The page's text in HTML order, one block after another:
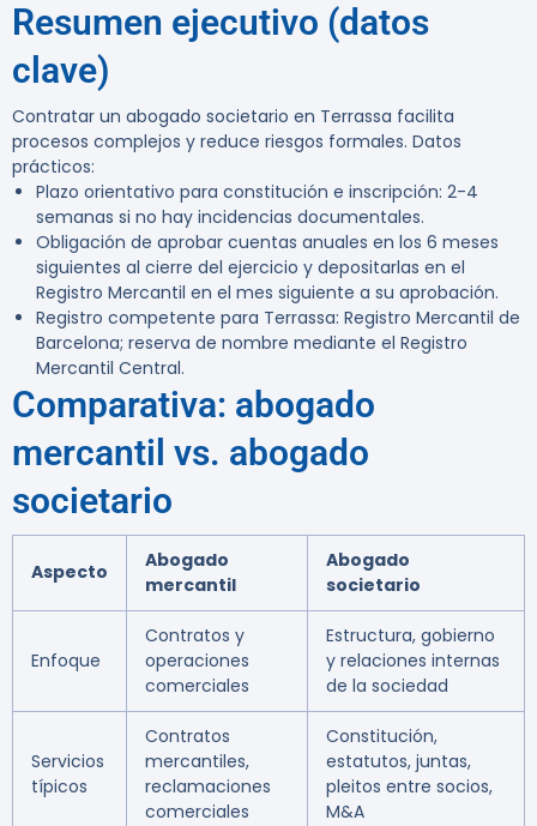
Resumen ejecutivo (datos
clave)
Contratar un abogado societario en Terrassa facilita
procesos complejos y reduce riesgos formales. Datos
prácticos:
Plazo orientativo para constitución e inscripción: 2-4
semanas si no hay incidencias documentales.
Obligación de aprobar cuentas anuales en los 6 meses
siguientes al cierre del ejercicio y depositarlas en el
Registro Mercantil en el mes siguiente a su aprobación.
Registro competente para Terrassa: Registro Mercantil de
Barcelona; reserva de nombre mediante el Registro
Mercantil Central.
Comparativa: abogado
mercantil vs. abogado
societario
Aspecto
Abogado
mercantil
Abogado
societario
Enfoque
Contratos y
operaciones
comerciales
Estructura, gobierno
y relaciones internas
de la sociedad
Servicios
típicos
Contratos
mercantiles,
reclamaciones
comerciales
Constitución,
estatutos, juntas,
pleitos entre socios,
M&A